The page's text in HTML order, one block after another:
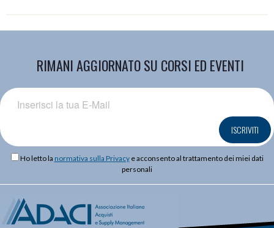
RIMANI AGGIORNATO SU CORSI ED EVENTI
ISCRIVITI
Ho letto la normativa sulla Privacye acconsento al trattamento dei miei dati
personali